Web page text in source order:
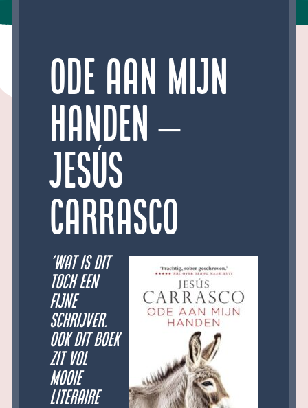
Ode aan mijn
handen –
Jesús
Carrasco
‘Wat is dit
toch een
fijne
schrijver.
Ook dit boek
zit vol
mooie
literaire